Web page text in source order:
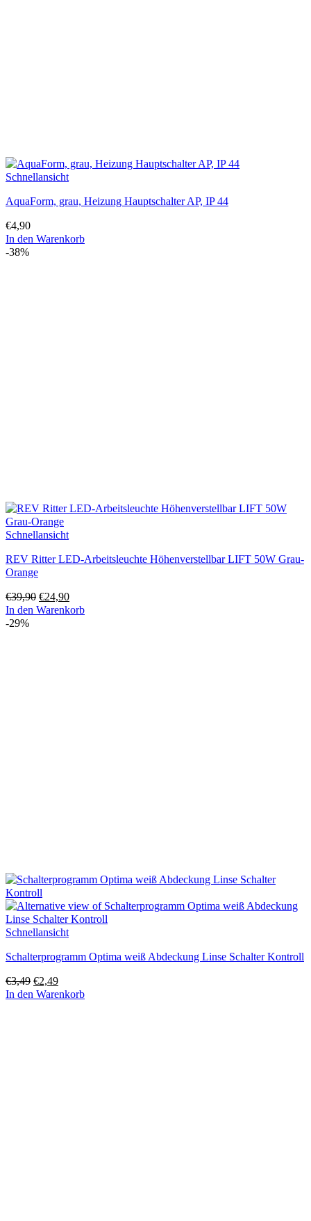
Schnellansicht
AquaForm, grau, Heizung Hauptschalter AP, IP 44
€4,90
In den Warenkorb
-38%
Schnellansicht
REV Ritter LED-Arbeitsleuchte Höhenverstellbar LIFT 50W Grau-
Orange
€39,90 Ursprünglicher
Preis
€24,90Aktueller
Preis
In den Warenkorb
-29%
Schnellansicht
Schalterprogramm Optima weiß Abdeckung Linse Schalter Kontroll
€3,49 Ursprünglicher
Preis
€2,49Aktueller
Preis
In den Warenkorb